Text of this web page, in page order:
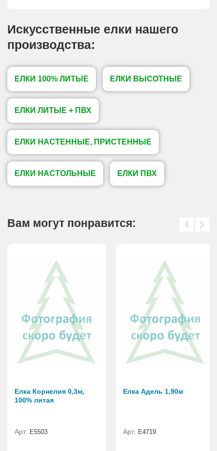
Искусственные елки нашего
производства:
ЕЛКИ 100% ЛИТЫЕ ЕЛКИ ВЫСОТНЫЕ
ЕЛКИ ЛИТЫЕ + ПВХ
ЕЛКИ НАСТЕННЫЕ, ПРИСТЕННЫЕ
ЕЛКИ НАСТОЛЬНЫЕ ЕЛКИ ПВХ
Вам могут понравится:
Елка Корнелия 0,3м,
100% литая
Арт: Е5503
Елка Адель 1,90м
Арт: Е4719